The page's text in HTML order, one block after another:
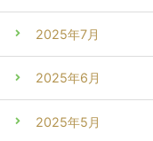
2025年7月
2025年6月
2025年5月